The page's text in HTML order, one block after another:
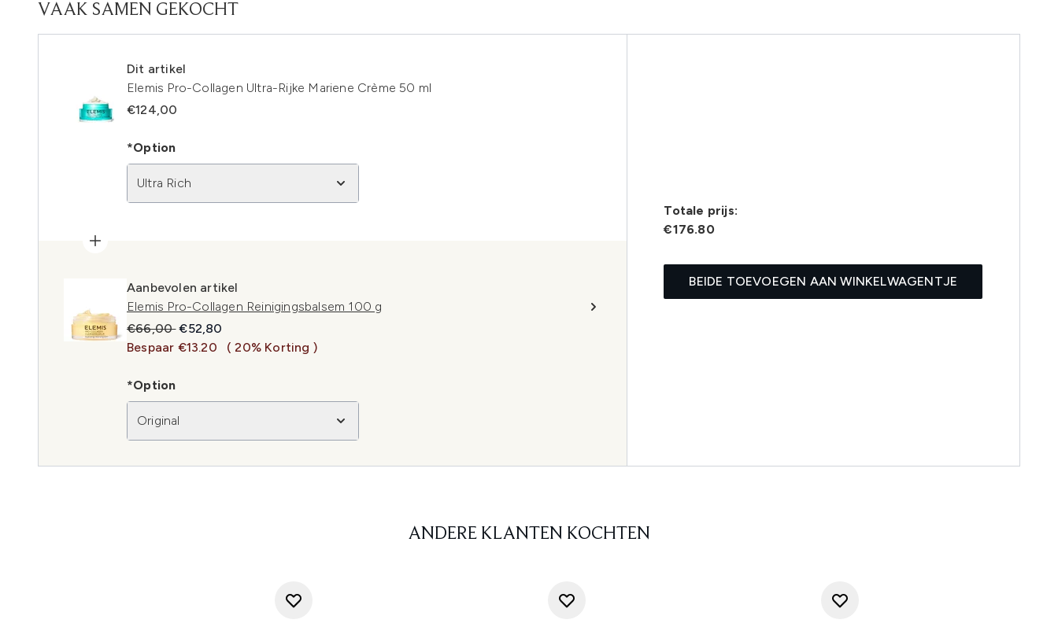
VAAK SAMEN GEKOCHT
Dit artikel
Elemis Pro-Collagen Ultra-Rijke Mariene Crème 50 ml
€124,00
*Option
Ultra Rich
Aanbevolen artikel
Elemis Pro-Collagen Reinigingsbalsem 100 g
Recommended Retail Price:
€66,00Huidige prijs:
€52,80
Bespaar €13.20
( 20% Korting )
*Option
Original
Totale prijs:
€176.80
BEIDE TOEVOEGEN AAN WINKELWAGENTJE
ANDERE KLANTEN KOCHTEN